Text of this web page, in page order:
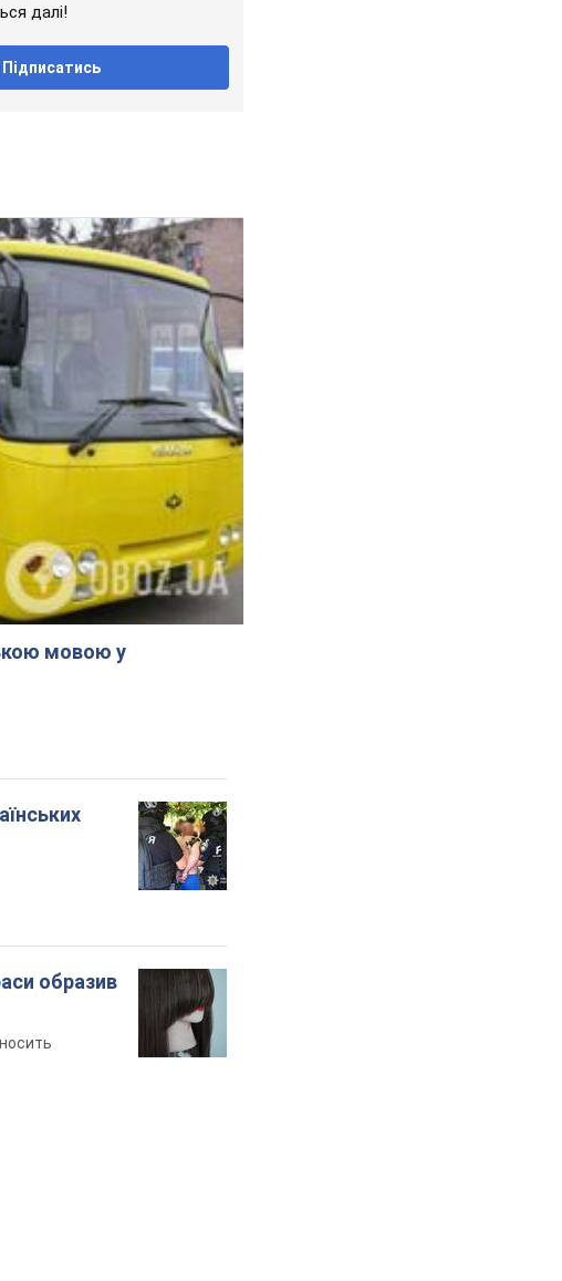
далі!
Підписатись
мовою у
образив